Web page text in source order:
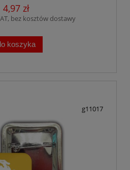
4,97 zł
bez kosztów dostawy
koszyka
g11017